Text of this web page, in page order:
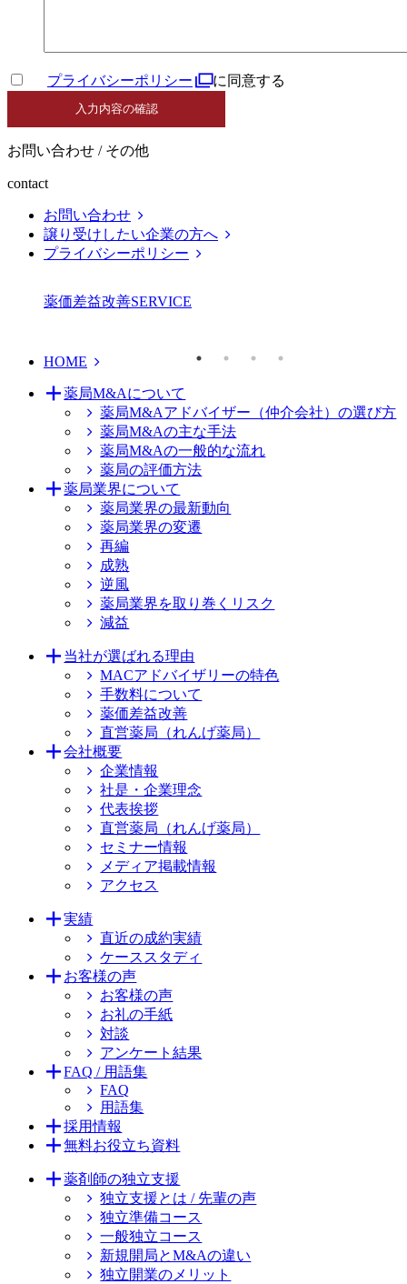
プライバシーポリシー に同意する
お問い合わせ / その他
contact
お問い合わせ
譲り受けしたい企業の方へ
プライバシーポリシー
薬価差益改善SERVICE
HOME
薬局M&Aについて
薬局M&Aアドバイザー（仲介会社）の選び方
薬局M&Aの主な手法
薬局M&Aの一般的な流れ
薬局の評価方法
薬局業界について
薬局業界の最新動向
薬局業界の変遷
再編
成熟
逆風
薬局業界を取り巻くリスク
減益
当社が選ばれる理由
MACアドバイザリーの特色
手数料について
薬価差益改善
直営薬局（れんげ薬局）
会社概要
企業情報
社是・企業理念
代表挨拶
直営薬局（れんげ薬局）
セミナー情報
メディア掲載情報
アクセス
実績
直近の成約実績
ケーススタディ
お客様の声
お客様の声
お礼の手紙
対談
アンケート結果
FAQ / 用語集
FAQ
用語集
採用情報
無料お役立ち資料
薬剤師の独立支援
独立支援とは / 先輩の声
独立準備コース
一般独立コース
新規開局とM&Aの違い
独立開業のメリット